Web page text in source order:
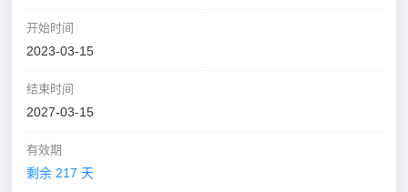
开始时间
2023-03-15
结束时间
2027-03-15
有效期
剩余 217 天